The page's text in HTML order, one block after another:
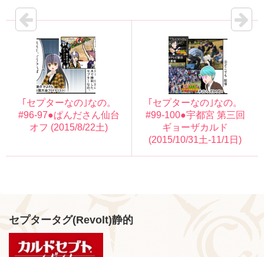
｢セプターなの｣なの。
#96-97●ぱんださん仙台
オフ (2015/8/22土)
｢セプターなの｣なの。
#99-100●宇都宮 第三回
ギョーザカルド
(2015/10/31土-11/1日)
セプタータグ(Revolt)静的